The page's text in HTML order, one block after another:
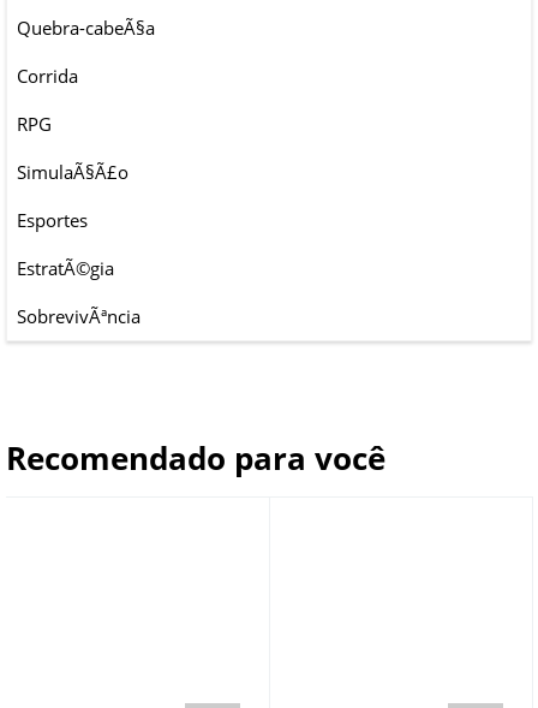
Quebra-cabeÃ§a
Corrida
RPG
SimulaÃ§Ã£o
Esportes
EstratÃ©gia
SobrevivÃªncia
Recomendado para você